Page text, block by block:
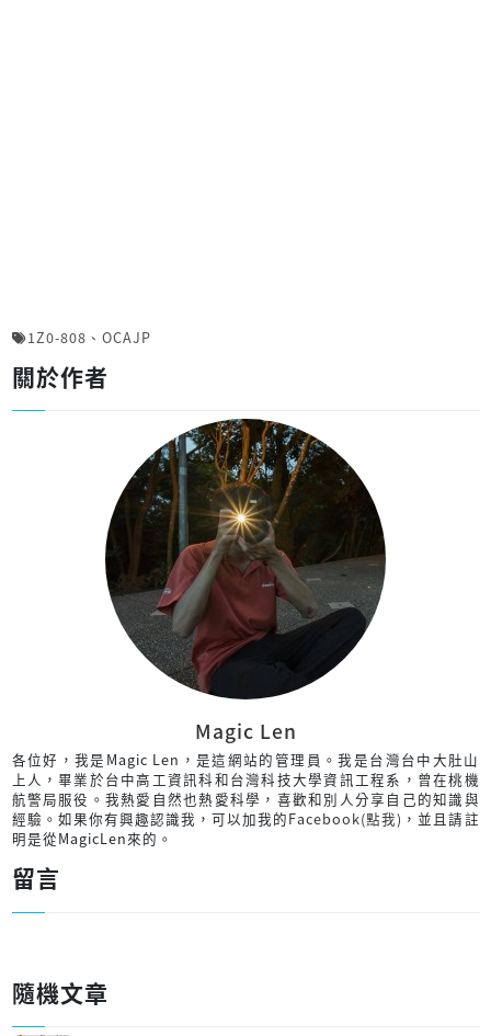
1Z0-808 、 OCAJP
關於作者
Magic Len
各位好，我是Magic Len，是這網站的管理員。我是台灣台中大肚山
上人，畢業於台中高工資訊科和台灣科技大學資訊工程系，曾在桃機
航警局服役。我熱愛自然也熱愛科學，喜歡和別人分享自己的知識與
經驗。如果你有興趣認識我，可以加我的Facebook(點我) ，並且請註
明是從MagicLen來的。
留言
隨機文章